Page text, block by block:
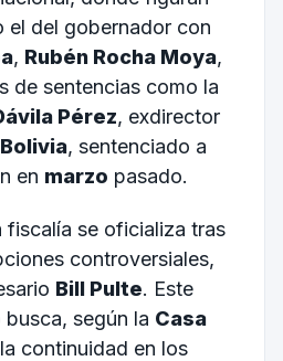
el del gobernador con
, Rubén Rocha Moya,
de sentencias como la
Pérez, exdirector
Bolivia, sentenciado a
en marzo pasado.
fiscalía se oficializa tras
controversiales,
Bill Pulte. Este
según la Casa
continuidad en los